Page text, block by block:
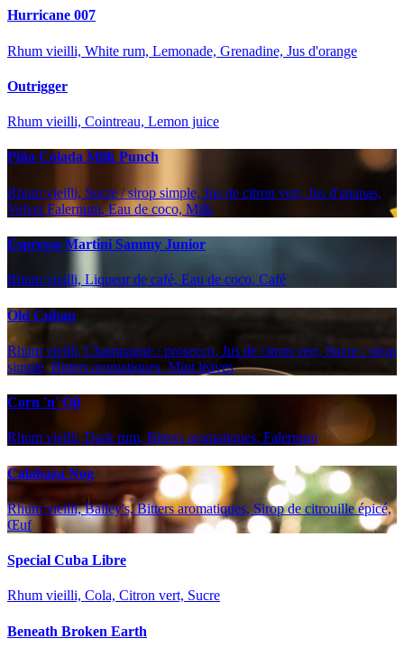
Hurricane 007
Rhum vieilli, White rum, Lemonade, Grenadine, Jus d'orange
Outrigger
Rhum vieilli, Cointreau, Lemon juice
Piña Colada Milk Punch
Rhum vieilli, Sucre / sirop simple, Jus de citron vert, Jus d'ananas,
Velvet Falernum, Eau de coco, Milk
Espresso Martini Sammy Junior
Rhum vieilli, Liqueur de café, Eau de coco, Café
Old Cuban
Rhum vieilli, Champagne / prosecco, Jus de citron vert, Sucre / sirop
simple, Bitters aromatiques, Mint leaves
Corn 'n' Oil
Rhum vieilli, Dark rum, Bitters aromatiques, Falernum
Calabaza Nog
Rhum vieilli, Bailey's, Bitters aromatiques, Sirop de citrouille épicé,
Œuf
Special Cuba Libre
Rhum vieilli, Cola, Citron vert, Sucre
Beneath Broken Earth